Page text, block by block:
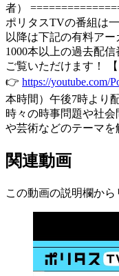
者）
ポリタスTVの番組は
以降は下記の有料ア
1000本以上の過去配
ご覧いただけます！
👉 https://youtube.com/
本時間）午後7時より
時々の時事問題や社
や芸術などのテーマを
関連動画
この動画の説明欄か